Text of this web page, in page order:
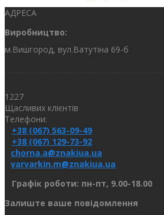
АДРЕСА
Виробництво:
м.Вишгород, вул.Ватутіна 69-б
1227
Щасливих клієнтів
Телефони:
+38 (067) 563-09-49
+38 (067) 129-73-92
chorna.a@znakiua.ua
varvarkin.m@znakiua.ua
Графік роботи: пн-пт, 9.00-18.00
Залиште ваше повідомлення